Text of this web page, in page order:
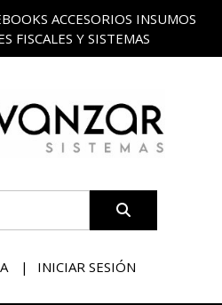
ACCESORIOS INSUMOS
FISCALES Y SISTEMAS
INICIAR SESIÓN